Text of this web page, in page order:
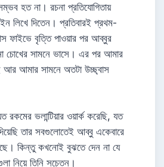
হত না। রচনা প্রতিযোগিতায়
লিখে দিতেন। প্রতিবারই প্রথম-
ফাইভে বৃত্তি পাওয়ার পর আব্বুর
চোখের সামনে ভাসে। এর পর আমার
আমার সামনে অতটা উচ্ছ্বাস
ভলান্টিয়ার ওয়ার্ক করেছি, যত
তার সবগুলোতেই আব্বু একেবারে
কিন্তু কখনোই বুঝতে দেন না যে
নিয়ে তিনি সচেতন।